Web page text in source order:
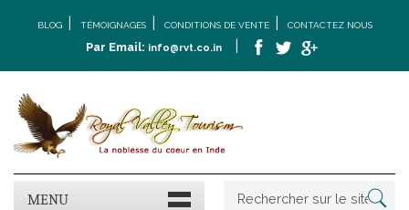
BLOG TÉMOIGNAGES CONDITIONS DE VENTE CONTACTEZ NOUS
Par Email: info@rvt.co.in
MENU